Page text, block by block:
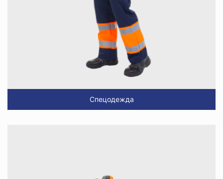
Спецодежда